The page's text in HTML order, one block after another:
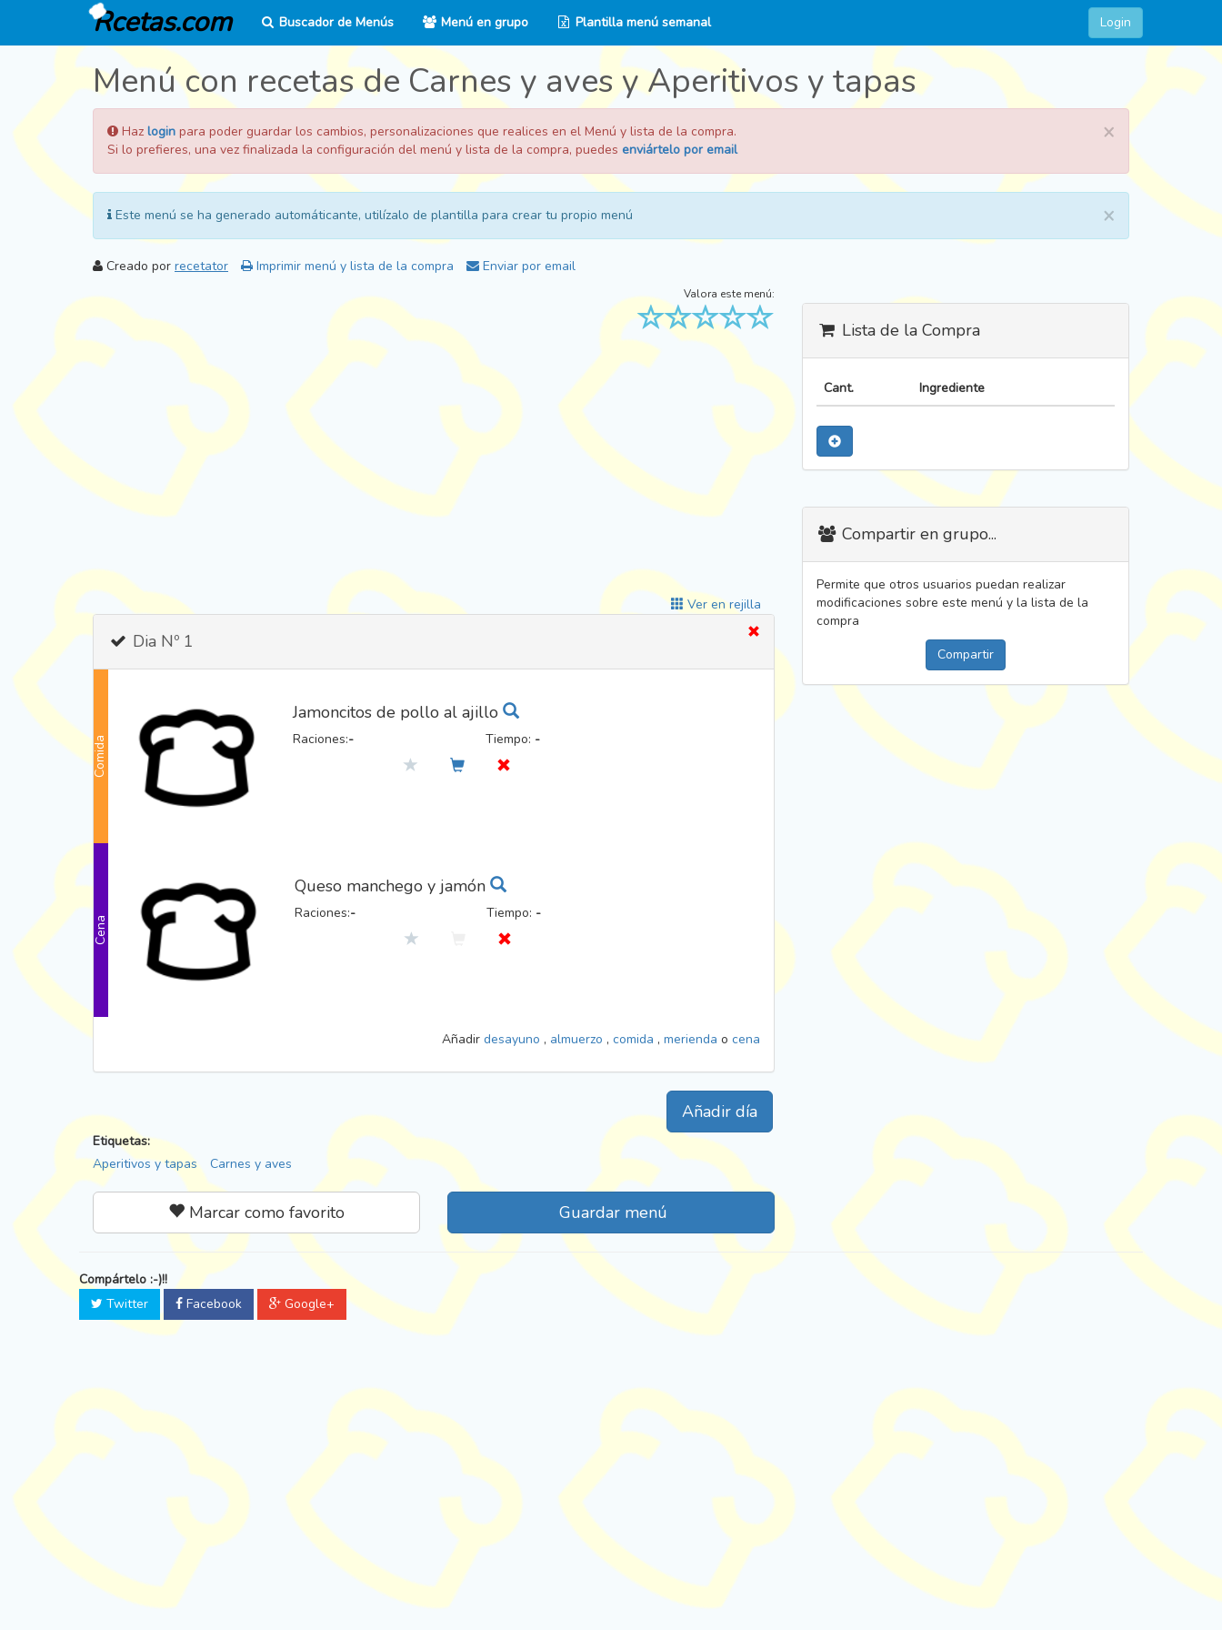
Rcetas.com Buscador de Menús Menú en grupo Plantilla menú semanal Login
Menú con recetas de Carnes y aves y Aperitivos y tapas
×
Haz login para poder guardar los cambios, personalizaciones que realices en el Menú y lista de la compra.
Si lo prefieres, una vez finalizada la configuración del menú y lista de la compra, puedes enviártelo por email
×
Este menú se ha generado automáticante, utilízalo de plantilla para crear tu propio menú
Creado por recetator Imprimir menú y lista de la compra Enviar por email
Valora este menú:
Ver en rejilla
Dia Nº 1
Comida
Jamoncitos de pollo al ajillo
Raciones:- Tiempo: -
Cena
Queso manchego y jamón
Raciones:- Tiempo: -
Añadir desayuno , almuerzo , comida , merienda o cena
Añadir día
Etiquetas:
Aperitivos y tapas
Carnes y aves
Marcar como favorito Guardar menú
Lista de la Compra
Cant. Ingrediente
Compartir en grupo...
Permite que otros usuarios puedan realizar
modificaciones sobre este menú y la lista de la
compra
Compartir
Compártelo :-)!!
Twitter
Facebook Google+